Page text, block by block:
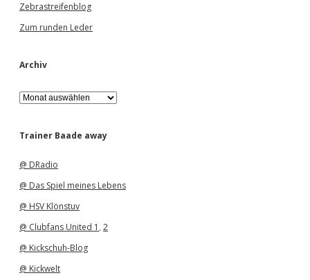
Zebrastreifenblog
Zum runden Leder
Archiv
A
r
h
Trainer Baade away
@ DRadio
@ Das Spiel meines Lebens
@ HSV Klönstuv
@ Clubfans United 1 , 2
@ Kickschuh-Blog
@ Kickwelt